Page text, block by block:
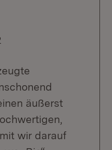
äußerst
wir darauf